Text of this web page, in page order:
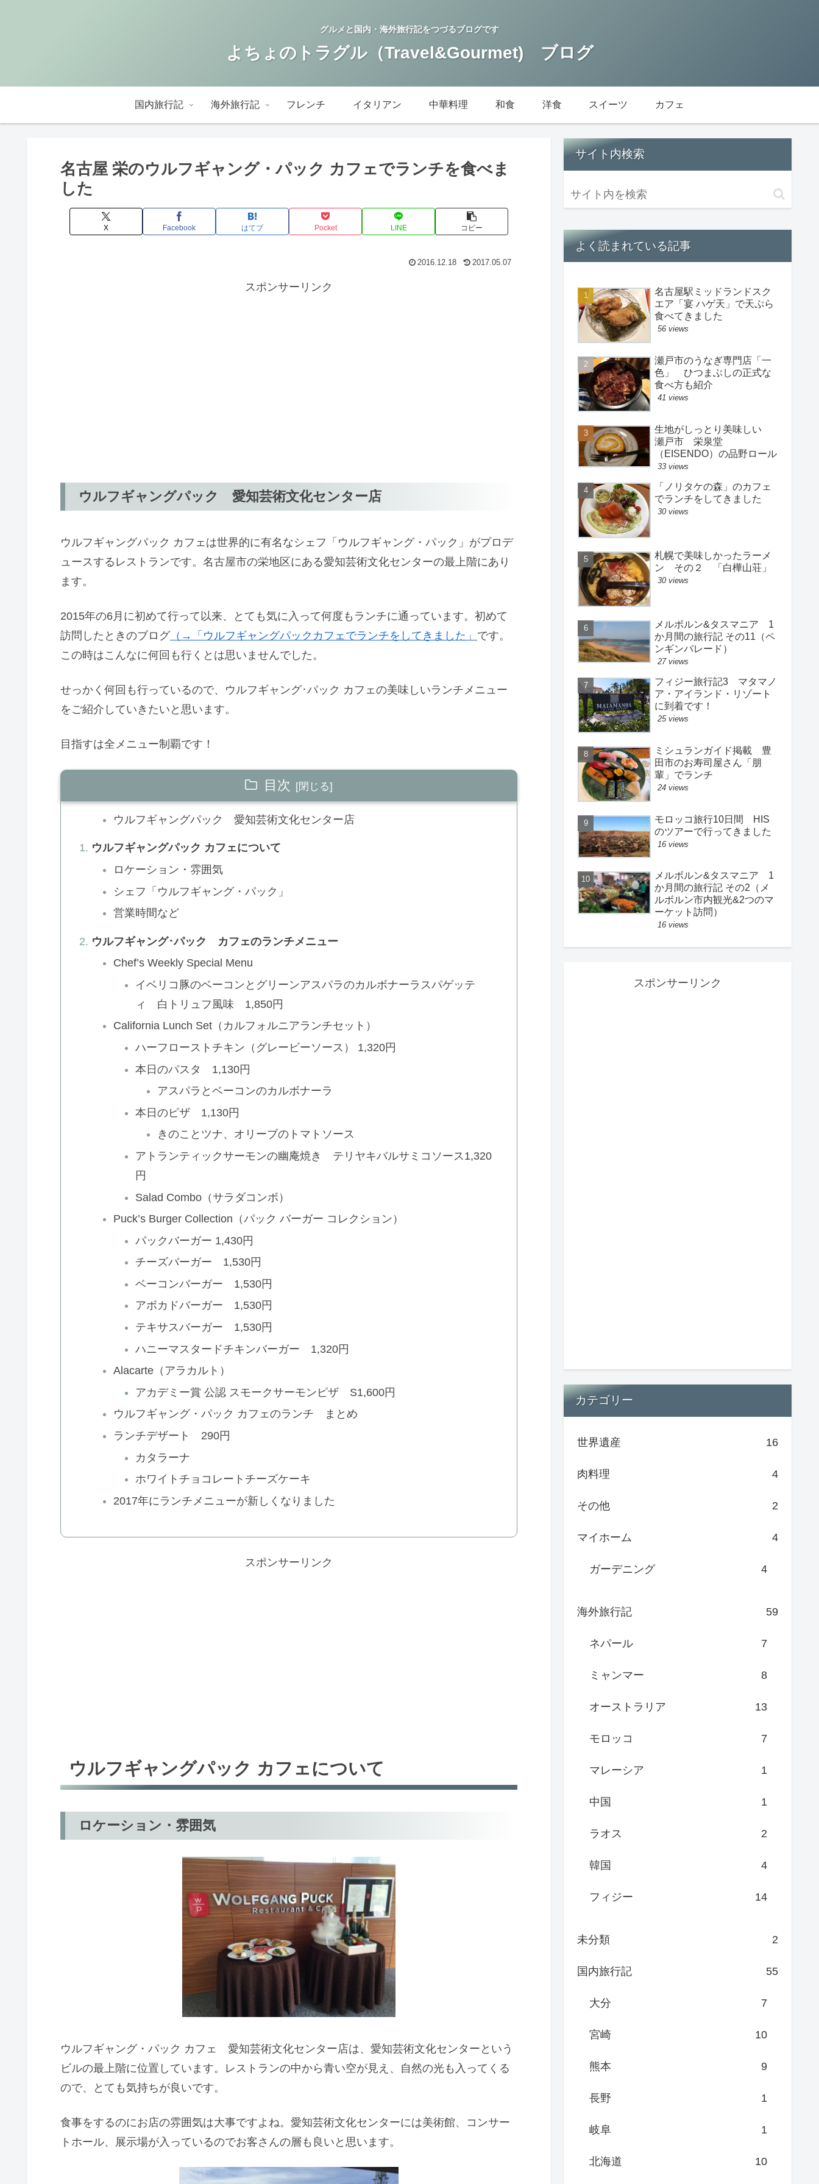
グルメと国内・海外旅行記をつづるブログです
よちょのトラグル（Travel&Gourmet) ブログ
国内旅行記 海外旅行記 フレンチ イタリアン 中華料理 和食 洋食 スイーツ カフェ
名古屋 栄のウルフギャング・パック カフェでランチを食べま
した
X Facebook はてブ Pocket LINE コピー
2016.12.18 2017.05.07
スポンサーリンク
ウルフギャングパック 愛知芸術文化センター店
ウルフギャングパック カフェは世界的に有名なシェフ「ウルフギャング・パック」がプロデ
ュースするレストランです。名古屋市の栄地区にある愛知芸術文化センターの最上階にあり
ます。
2015年の6月に初めて行って以来、とても気に入って何度もランチに通っています。初めて
訪問したときのブログ（→「ウルフギャングパックカフェでランチをしてきました」 です。
この時はこんなに何回も行くとは思いませんでした。
せっかく何回も行っているので、ウルフギャング･パック カフェの美味しいランチメニュー
をご紹介していきたいと思います。
目指すは全メニュー制覇です！
目次
ウルフギャングパック 愛知芸術文化センター店
ウルフギャングパック カフェについて
ロケーション・雰囲気
シェフ「ウルフギャング・パック」
営業時間など
ウルフギャング･パック カフェのランチメニュー
Chef’s Weekly Special Menu
イベリコ豚のベーコンとグリーンアスパラのカルボナーラスパゲッテ
ィ 白トリュフ風味 1,850円
California Lunch Set（カルフォルニアランチセット）
ハーフローストチキン（グレービーソース） 1,320円
本日のパスタ 1,130円
アスパラとベーコンのカルボナーラ
本日のピザ 1,130円
きのことツナ、オリーブのトマトソース
アトランティックサーモンの幽庵焼き テリヤキバルサミコソース1,320
円
Salad Combo（サラダコンボ）
Puck’s Burger Collection（パック バーガー コレクション）
パックバーガー 1,430円
チーズバーガー 1,530円
ベーコンバーガー 1,530円
アボカドバーガー 1,530円
テキサスバーガー 1,530円
ハニーマスタードチキンバーガー 1,320円
Alacarte（アラカルト）
アカデミー賞 公認 スモークサーモンピザ S1,600円
ウルフギャング・パック カフェのランチ まとめ
ランチデザート 290円
カタラーナ
ホワイトチョコレートチーズケーキ
2017年にランチメニューが新しくなりました
スポンサーリンク
ウルフギャングパック カフェについて
ロケーション・雰囲気
ウルフギャング・パック カフェ 愛知芸術文化センター店は、愛知芸術文化センターという
ビルの最上階に位置しています。レストランの中から青い空が見え、自然の光も入ってくる
ので、とても気持ちが良いです。
食事をするのにお店の雰囲気は大事ですよね。愛知芸術文化センターには美術館、コンサー
トホール、展示場が入っているのでお客さんの層も良いと思います。
サイト内検索
よく読まれている記事
名古屋駅ミッドランドスク
エア「宴 ハゲ天」で天ぷら
食べてきました
56 views
瀬戸市のうなぎ専門店「一
色」 ひつまぶしの正式な
食べ方も紹介
41 views
生地がしっとり美味しい
瀬戸市 栄泉堂
（EISENDO）の品野ロール
33 views
「ノリタケの森」のカフェ
でランチをしてきました
30 views
札幌で美味しかったラーメ
ン その２ 「白樺山荘」
30 views
メルボルン&タスマニア 1
か月間の旅行記 その11（ペ
ンギンパレード）
27 views
フィジー旅行記3 マタマノ
ア・アイランド・リゾート
に到着です！
25 views
ミシュランガイド掲載 豊
田市のお寿司屋さん「朋
輩」でランチ
24 views
モロッコ旅行10日間 HIS
のツアーで行ってきました
16 views
メルボルン&タスマニア 1
か月間の旅行記 その2（メ
ルボルン市内観光&2つのマ
ーケット訪問）
16 views
スポンサーリンク
カテゴリー
世界遺産 16
肉料理 4
その他 2
マイホーム 4
ガーデニング 4
海外旅行記 59
ネパール 7
ミャンマー 8
オーストラリア 13
モロッコ 7
マレーシア 1
中国 1
ラオス 2
韓国 4
フィジー 14
未分類 2
国内旅行記 55
大分 7
宮崎 10
熊本 9
長野 1
岐阜 1
北海道 10